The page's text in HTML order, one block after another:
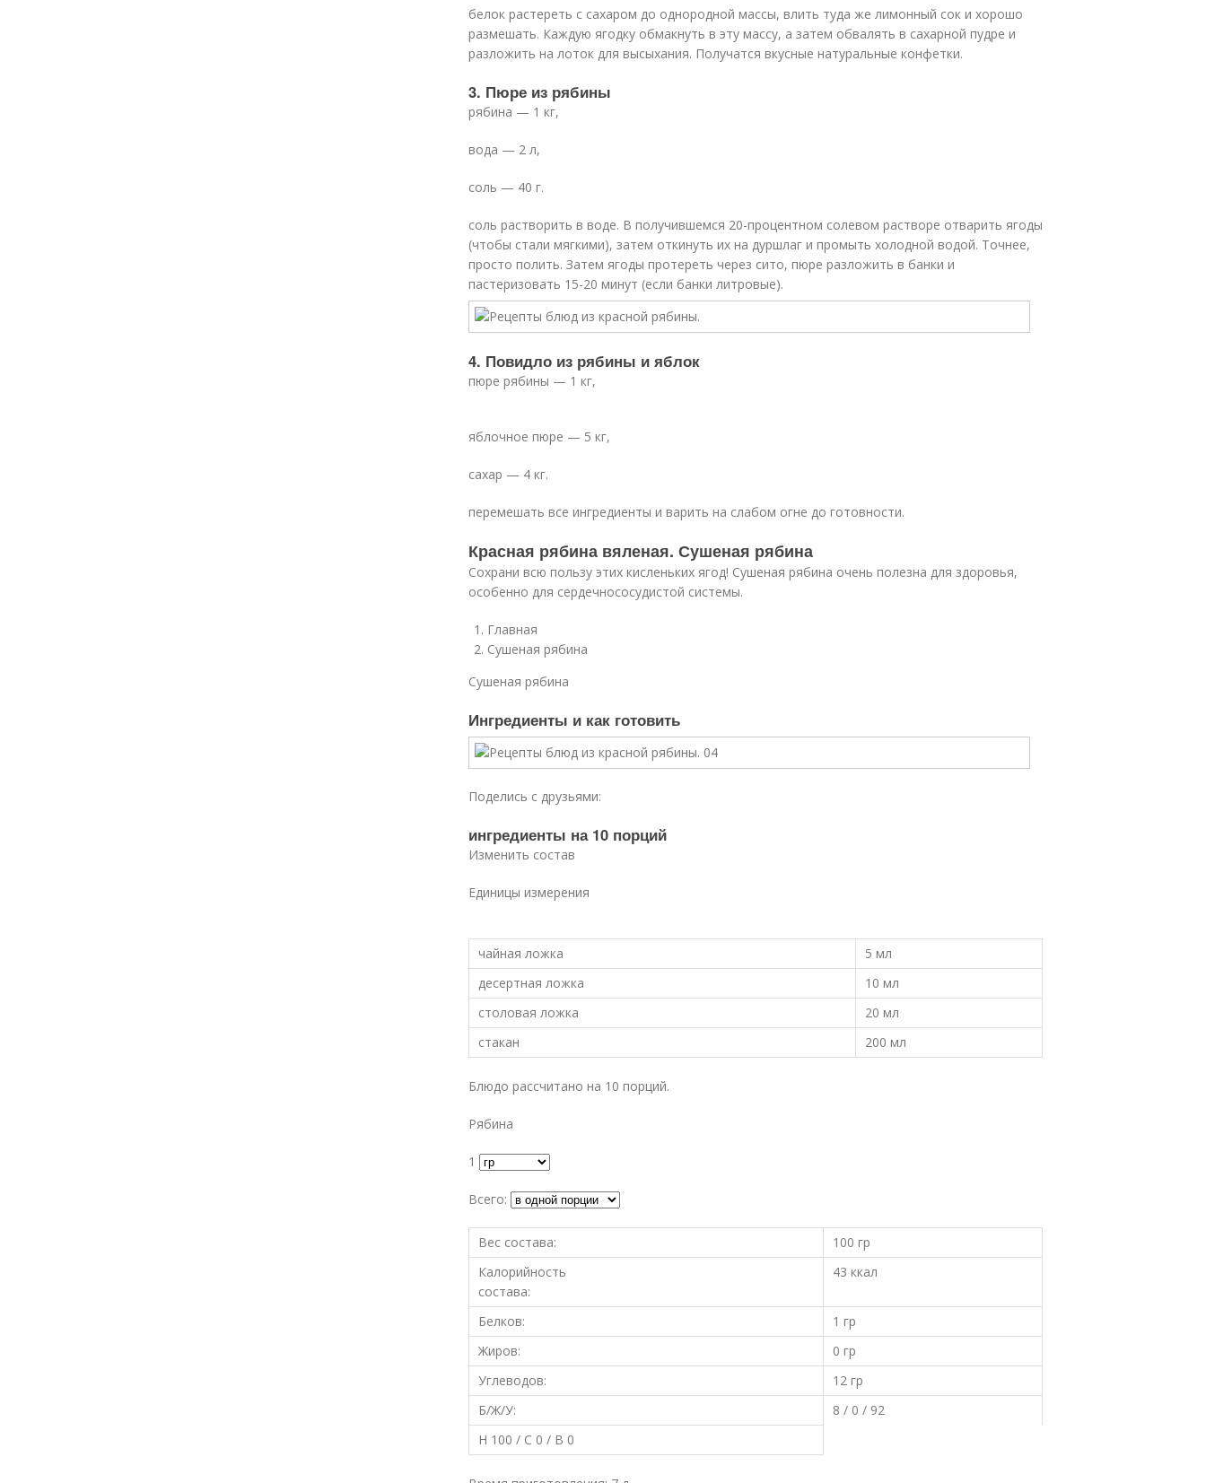
белок растереть с сахаром до однородной массы, влить туда же лимонный сок и хорошо
размешать. Каждую ягодку обмакнуть в эту массу, а затем обвалять в сахарной пудре и
разложить на лоток для высыхания. Получатся вкусные натуральные конфетки.
3. Пюре из рябины
рябина — 1 кг,
вода — 2 л,
соль — 40 г.
соль растворить в воде. В получившемся 20-процентном солевом растворе отварить ягоды
(чтобы стали мягкими), затем откинуть их на дуршлаг и промыть холодной водой. Точнее,
просто полить. Затем ягоды протереть через сито, пюре разложить в банки и
пастеризовать 15-20 минут (если банки литровые).
4. Повидло из рябины и яблок
пюре рябины — 1 кг,
яблочное пюре — 5 кг,
сахар — 4 кг.
перемешать все ингредиенты и варить на слабом огне до готовности.
Красная рябина вяленая. Сушеная рябина
Сохрани всю пользу этих кисленьких ягод! Сушеная рябина очень полезна для здоровья,
особенно для сердечнососудистой системы.
Главная
Сушеная рябина
Сушеная рябина
Ингредиенты и как готовить
Поделись с друзьями:
ингредиенты на 10 порций
Изменить состав
Единицы измерения
чайная ложка
5 мл
десертная ложка
10 мл
столовая ложка
20 мл
стакан
200 мл
Блюдо рассчитано на 10 порций.
Рябина
1
Всего:
Вес состава:
100 гр
Калорийность
состава:
43 ккал
Белков:
1 гр
Жиров:
0 гр
Углеводов:
12 гр
Б/Ж/У:
8 / 0 / 92
Н 100 / С 0 / В 0